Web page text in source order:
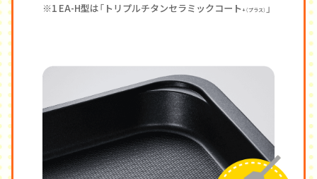
※1 EA-H型は「トリプルチタンセラミックコート+（プラス） 」